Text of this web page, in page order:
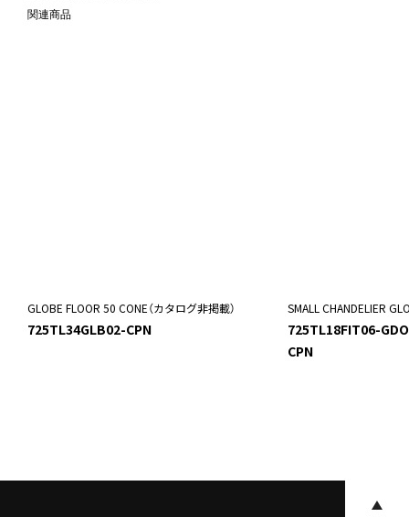
関連商品
GLOBE FLOOR 50 CONE（カタログ非掲載）
725TL34GLB02-CPN
SMALL CHANDELIER
725TL18FIT06-
CPN